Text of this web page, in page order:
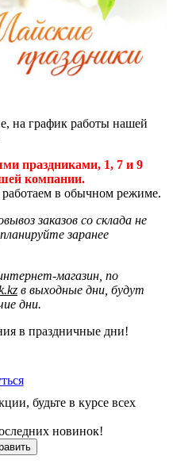
на график работы нашей
праздниками, 1, 7 и 9
компании.
в обычном режиме.
заказов со склада не
заранее
магазин, по
в выходные дни, будут
дни.
в праздничные дни!
будьте в курсе всех
новинок!